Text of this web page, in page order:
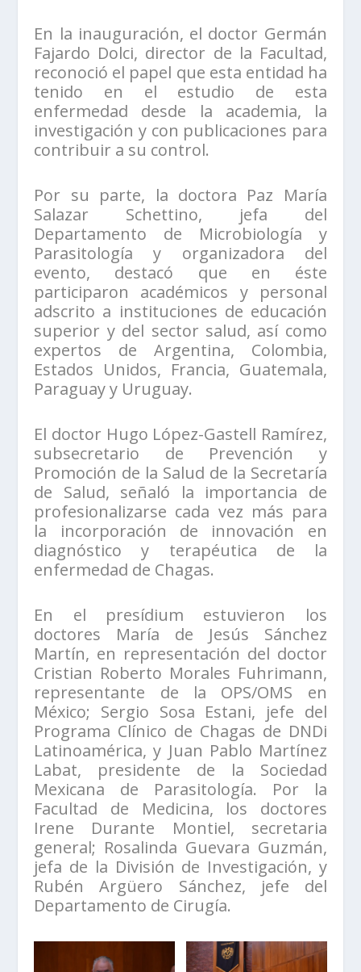
En la inauguración, el doctor Germán
Fajardo Dolci, director de la Facultad,
reconoció el papel que esta entidad ha
tenido en el estudio de esta
enfermedad desde la academia, la
investigación y con publicaciones para
contribuir a su control.
Por su parte, la doctora Paz María
Salazar Schettino, jefa del
Departamento de Microbiología y
Parasitología y organizadora del
evento, destacó que en éste
participaron académicos y personal
adscrito a instituciones de educación
superior y del sector salud, así como
expertos de Argentina, Colombia,
Estados Unidos, Francia, Guatemala,
Paraguay y Uruguay.
El doctor Hugo López-Gastell Ramírez,
subsecretario de Prevención y
Promoción de la Salud de la Secretaría
de Salud, señaló la importancia de
profesionalizarse cada vez más para
la incorporación de innovación en
diagnóstico y terapéutica de la
enfermedad de Chagas.
En el presídium estuvieron los
doctores María de Jesús Sánchez
Martín, en representación del doctor
Cristian Roberto Morales Fuhrimann,
representante de la OPS/OMS en
México; Sergio Sosa Estani, jefe del
Programa Clínico de Chagas de DNDi
Latinoamérica, y Juan Pablo Martínez
Labat, presidente de la Sociedad
Mexicana de Parasitología. Por la
Facultad de Medicina, los doctores
Irene Durante Montiel, secretaria
general; Rosalinda Guevara Guzmán,
jefa de la División de Investigación, y
Rubén Argüero Sánchez, jefe del
Departamento de Cirugía.